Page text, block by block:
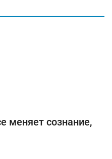
меняет сознание,